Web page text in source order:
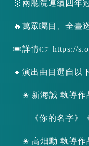
🥇兩廳院連續四年
🔥萬眾矚目、全臺
🎟詳情👉 https://
🔸演出曲目選自以
✬ 新海誠 執導作
《你的名字》《
✬ 高畑勳 執導作